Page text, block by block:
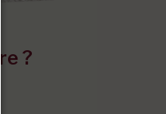
?